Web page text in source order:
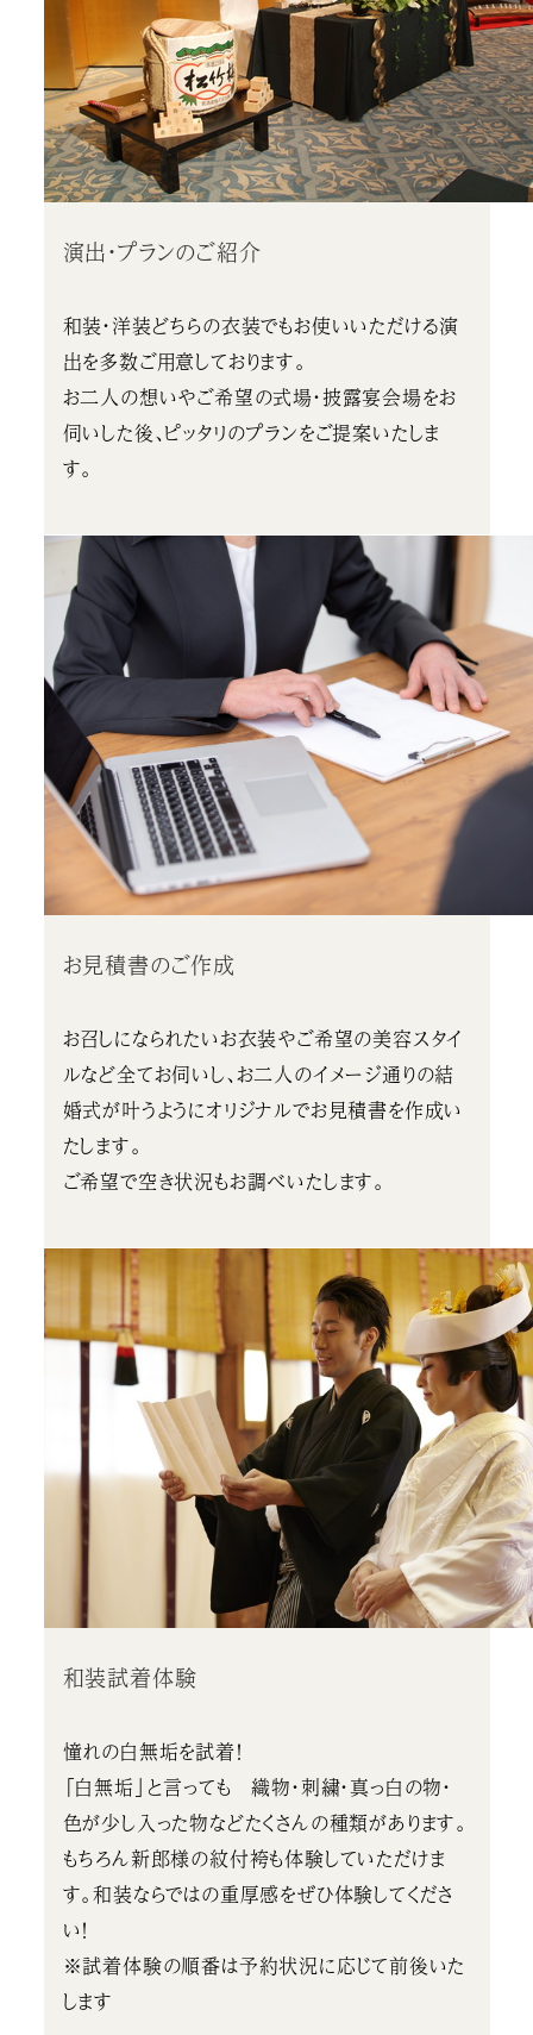
演出・プランのご紹介
和装・洋装どちらの衣装でもお使いいただける演
出を多数ご用意しております。
お二人の想いやご希望の式場・披露宴会場をお
伺いした後、ピッタリのプランをご提案いたしま
す。
お見積書のご作成
お召しになられたいお衣装やご希望の美容スタイ
ルなど全てお伺いし、お二人のイメージ通りの結
婚式が叶うようにオリジナルでお見積書を作成い
たします。
ご希望で空き状況もお調べいたします。
和装試着体験
憧れの白無垢を試着！
「白無垢」と言っても 織物・刺繍・真っ白の物・
色が少し入った物などたくさんの種類があります。
もちろん新郎様の紋付袴も体験していただけま
す。和装ならではの重厚感をぜひ体験してくださ
い！
※試着体験の順番は予約状況に応じて前後いた
します